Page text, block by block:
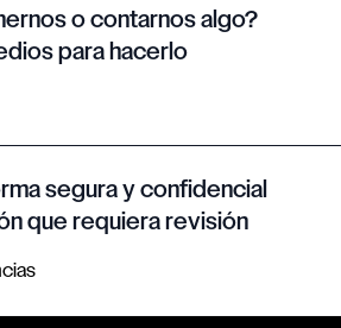
o contarnos algo?
para hacerlo
segura y confidencial
que requiera revisión